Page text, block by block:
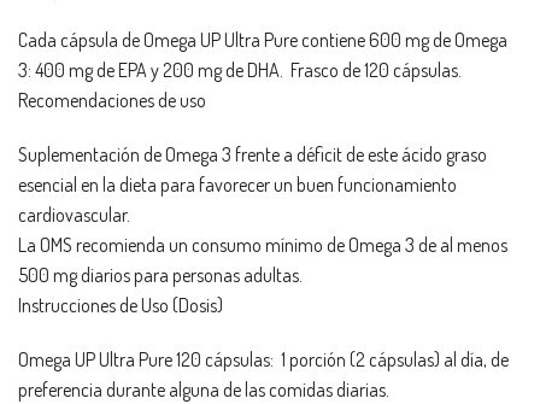
Cada cápsula de Omega UP Ultra Pure contiene 600 mg de Omega
3: 400 mg de EPA y 200 mg de DHA. Frasco de 120 cápsulas.
Recomendaciones de uso
Suplementación de Omega 3 frente a déficit de este ácido graso
esencial en la dieta para favorecer un buen funcionamiento
cardiovascular.
La OMS recomienda un consumo mínimo de Omega 3 de al menos
500 mg diarios para personas adultas.
Instrucciones de Uso (Dosis)
Omega UP Ultra Pure 120 cápsulas: 1 porción (2 cápsulas) al día, de
preferencia durante alguna de las comidas diarias.